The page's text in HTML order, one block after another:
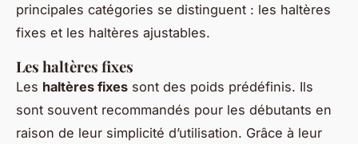
principales catégories se distinguent : les haltères
fixes et les haltères ajustables.
Les haltères fixes
Les haltères fixes sont des poids prédéfinis. Ils
sont souvent recommandés pour les débutants en
raison de leur simplicité d’utilisation. Grâce à leur